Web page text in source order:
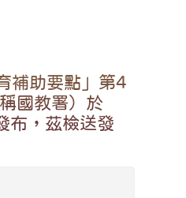
補助要點」第4
國教署）於
布，茲檢送發